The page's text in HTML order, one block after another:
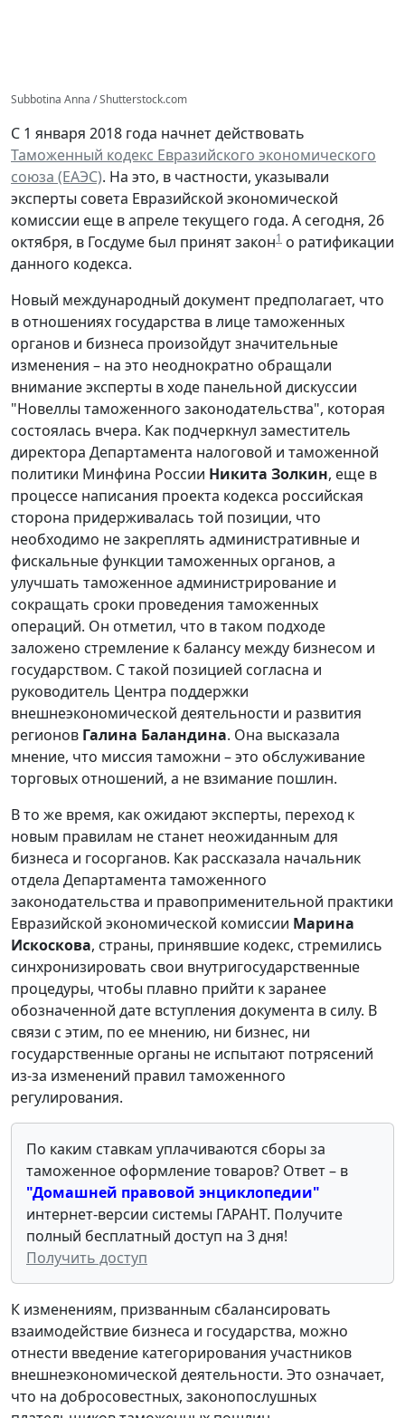
Subbotina Anna / Shutterstock.com
С 1 января 2018 года начнет действовать
Таможенный кодекс Евразийского экономического
союза (ЕАЭС). На это, в частности, указывали
эксперты совета Евразийской экономической
комиссии еще в апреле текущего года. А сегодня, 26
октября, в Госдуме был принят закон1 о ратификации
данного кодекса.
Новый международный документ предполагает, что
в отношениях государства в лице таможенных
органов и бизнеса произойдут значительные
изменения – на это неоднократно обращали
внимание эксперты в ходе панельной дискуссии
"Новеллы таможенного законодательства", которая
состоялась вчера. Как подчеркнул заместитель
директора Департамента налоговой и таможенной
политики Минфина России Никита Золкин, еще в
процессе написания проекта кодекса российская
сторона придерживалась той позиции, что
необходимо не закреплять административные и
фискальные функции таможенных органов, а
улучшать таможенное администрирование и
сокращать сроки проведения таможенных
операций. Он отметил, что в таком подходе
заложено стремление к балансу между бизнесом и
государством. С такой позицией согласна и
руководитель Центра поддержки
внешнеэкономической деятельности и развития
регионов Галина Баландина. Она высказала
мнение, что миссия таможни – это обслуживание
торговых отношений, а не взимание пошлин.
В то же время, как ожидают эксперты, переход к
новым правилам не станет неожиданным для
бизнеса и госорганов. Как рассказала начальник
отдела Департамента таможенного
законодательства и правоприменительной практики
Евразийской экономической комиссии Марина
Искоскова, страны, принявшие кодекс, стремились
синхронизировать свои внутригосударственные
процедуры, чтобы плавно прийти к заранее
обозначенной дате вступления документа в силу. В
связи с этим, по ее мнению, ни бизнес, ни
государственные органы не испытают потрясений
из-за изменений правил таможенного
регулирования.
По каким ставкам уплачиваются сборы за
таможенное оформление товаров? Ответ – в
"Домашней правовой энциклопедии"
интернет-версии системы ГАРАНТ. Получите
полный бесплатный доступ на 3 дня!
Получить доступ
К изменениям, призванным сбалансировать
взаимодействие бизнеса и государства, можно
отнести введение категорирования участников
внешнеэкономической деятельности. Это означает,
что на добросовестных, законопослушных